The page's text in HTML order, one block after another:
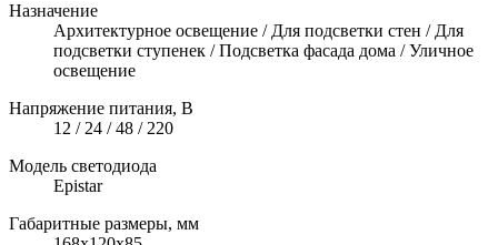
Назначение
Архитектурное освещение / Для подсветки стен / Для
подсветки ступенек / Подсветка фасада дома / Уличное
освещение
Напряжение питания, В
12 / 24 / 48 / 220
Модель светодиода
Epistar
Габаритные размеры, мм